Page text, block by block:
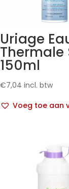
Uriage
Thermale
150ml
€7,04 incl. btw
Voeg toe aan